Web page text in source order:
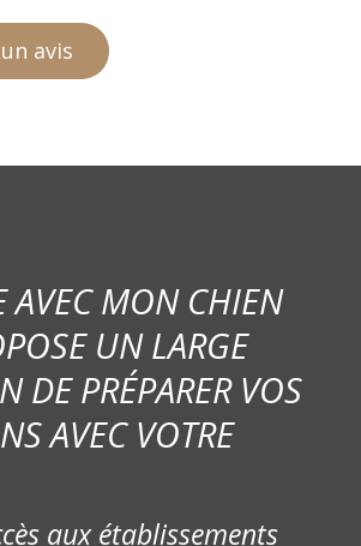
AVEC MON CHIEN
UN LARGE
DE PRÉPARER VOS
AVEC VOTRE
aux établissements